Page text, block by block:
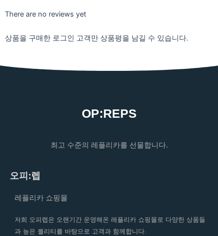
There are no reviews yet
상품을 구매한 로그인 고객만 상품평을 남길 수 있습니다.
OP:REPS
최고 수준의 레플리카를 선물합니다.
오피:렙
레플리카 쇼핑몰
저희 오피렙은 오랜기간 운영해온 레플리카 쇼핑몰로 다양한 상품들
과 높은 퀄리티를 바탕으로 고객과 함께합니다.